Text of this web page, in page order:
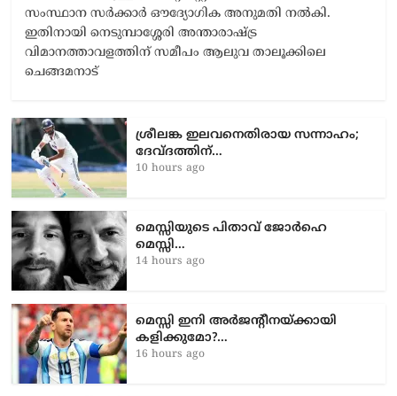
സംസ്ഥാന സർക്കാർ ഔദ്യോഗിക അനുമതി നൽകി.
ഇതിനായി നെടുമ്പാശ്ശേരി അന്താരാഷ്ട്ര
വിമാനത്താവളത്തിന് സമീപം ആലുവ താലൂക്കിലെ
ചെങ്ങമനാട്
ശ്രീലങ്ക ഇലവനെതിരായ സന്നാഹം;
ദേവ്ദത്തിന്…
10 hours ago
മെസ്സിയുടെ പിതാവ് ജോർഹെ
മെസ്സി…
14 hours ago
മെസ്സി ഇനി അർജന്റീനയ്ക്കായി
കളിക്കുമോ?…
16 hours ago